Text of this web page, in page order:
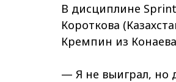
В дисциплине
Короткова
Кремпин из
— Я не выиграл, но